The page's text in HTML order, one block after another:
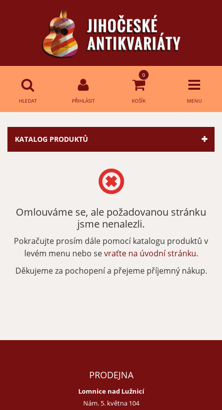
HLEDAT PŘIHLÁSIT
0
KOŠÍK MENU
Přihlášení
Přihlásit
Zapomenuté heslo Nová registrace
KATALOG PRODUKTŮ
Omlouváme se, ale požadovanou stránku
jsme nenalezli.
Pokračujte prosím dále pomocí katalogu produktů v
levém menu nebo sevraťte na úvodní stránku.
Děkujeme za pochopení a přejeme příjemný nákup.
PRODEJNA
Lomnice nad Lužnicí
Nám. 5. května 104